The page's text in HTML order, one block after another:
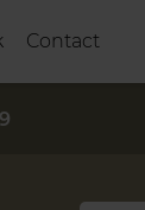
Contact